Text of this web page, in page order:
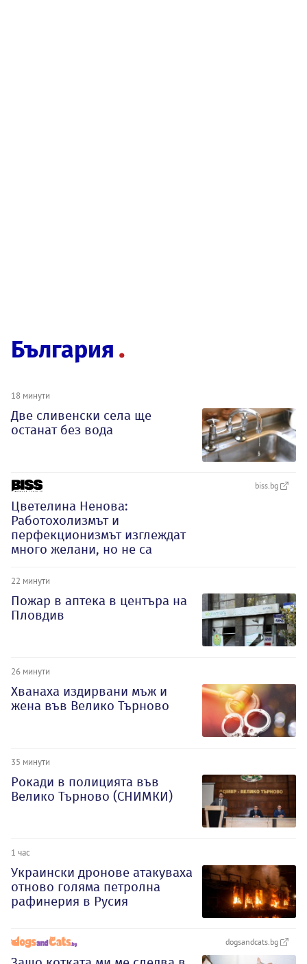
България
18 минути
Две сливенски села ще
останат без вода
biss.bg
Цветелина Ненова:
Работохолизмът и
перфекционизмът изглеждат
много желани, но не са
22 минути
Пожар в аптека в центъра на
Пловдив
26 минути
Хванаха издирвани мъж и
жена във Велико Търново
35 минути
Рокади в полицията във
Велико Търново (СНИМКИ)
1 час
Украински дронове атакуваха
отново голяма петролна
рафинерия в Русия
dogsandcats.bg